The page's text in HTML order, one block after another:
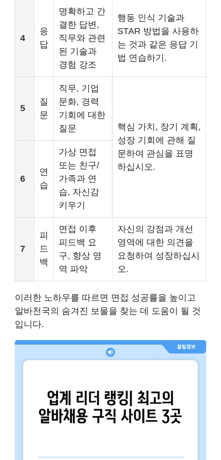
4
응
답
명확하고 간
결한 답변,
직무와 관련
된 기술과
경험 강조
행동 인식 기술과
STAR 방법을 사용하
는 것과 같은 응답 기
법 연습하기.
5
질
문
직무, 기업
문화, 경력
기회에 대한
질문
핵심 가치, 장기 계획,
성장 기회에 관해 질
문하여 관심을 표명
하십시오.
6
연
습
가상 면접
또는 친구/
가족과 연
습, 자신감
키우기
7
피
드
백
면접 이후
피드백 요
구, 향상 영
역 파악
자신의 강점과 개선
영역에 대한 의견을
요청하여 성장하십시
오.
이러한 노하우를 따르면 면접 성공률을 높이고
알바천국의 숨겨진 보물을 찾는 데 도움이 될 것
입니다.